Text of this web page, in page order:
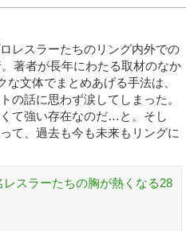
レスラーたちのリング内外での
著者が長年にわたる取材のなか
文体でまとめあげる手法は、
の話に思わず涙してしまった。
て強い存在なのだ…と。そし
て、過去も今も未来もリングに
スラーたちの胸が熱くなる28